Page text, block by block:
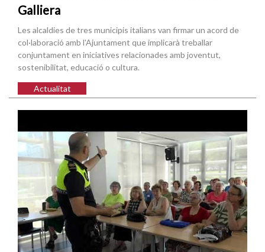
Galliera
Les alcaldies de tres municipis italians van firmar un acord de
col·laboració amb l'Ajuntament que implicarà treballar
conjuntament en iniciatives relacionades amb joventut,
sostenibilitat, educació o cultura.
Actualitat